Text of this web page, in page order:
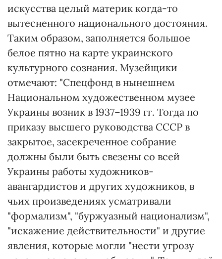
искусства целый материк когда-то
вытесненного национального достояния.
Таким образом, заполняется большое
белое пятно на карте украинского
культурного сознания. Музейщики
отмечают: "Спецфонд в нынешнем
Национальном художественном музее
Украины возник в 1937–1939 гг. Тогда по
приказу высшего руководства СССР в
закрытое, засекреченное собрание
должны были быть свезены со всей
Украины работы художников-
авангардистов и других художников, в
чьих произведениях усматривали
"формализм", "буржуазный национализм",
"искажение действительности" и другие
явления, которые могли "нести угрозу